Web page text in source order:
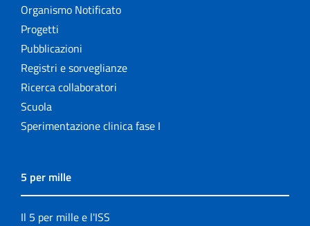
Organismo Notificato
Progetti
Pubblicazioni
Registri e sorveglianze
Ricerca collaboratori
Scuola
Sperimentazione clinica fase I
5 per mille
Il 5 per mille e l'ISS